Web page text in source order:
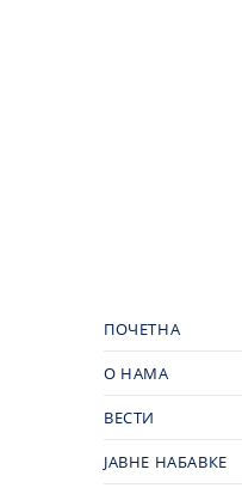
ПОЧЕТНА
О НАМА
ВЕСТИ
ЈАВНЕ НАБАВКЕ